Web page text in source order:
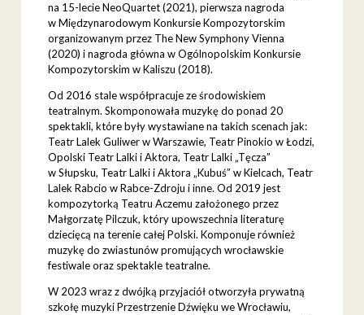
na 15-lecie NeoQuartet (2021), pierwsza nagroda
w Międzynarodowym Konkursie Kompozytorskim
organizowanym przez The New Symphony Vienna
(2020) i nagroda główna w Ogólnopolskim Konkursie
Kompozytorskim w Kaliszu (2018).
Od 2016 stale współpracuje ze środowiskiem
teatralnym. Skomponowała muzykę do ponad 20
spektakli, które były wystawiane na takich scenach jak:
Teatr Lalek Guliwer w Warszawie, Teatr Pinokio w Łodzi,
Opolski Teatr Lalki i Aktora, Teatr Lalki „Tęcza”
w Słupsku, Teatr Lalki i Aktora „Kubuś” w Kielcach, Teatr
Lalek Rabcio w Rabce-Zdroju i inne. Od 2019 jest
kompozytorką Teatru Aczemu założonego przez
Małgorzatę Pilczuk, który upowszechnia literaturę
dziecięcą na terenie całej Polski. Komponuje również
muzykę do zwiastunów promujących wrocławskie
festiwale oraz spektakle teatralne.
W 2023 wraz z dwójką przyjaciół otworzyła prywatną
szkołę muzyki Przestrzenie Dźwięku we Wrocławiu,